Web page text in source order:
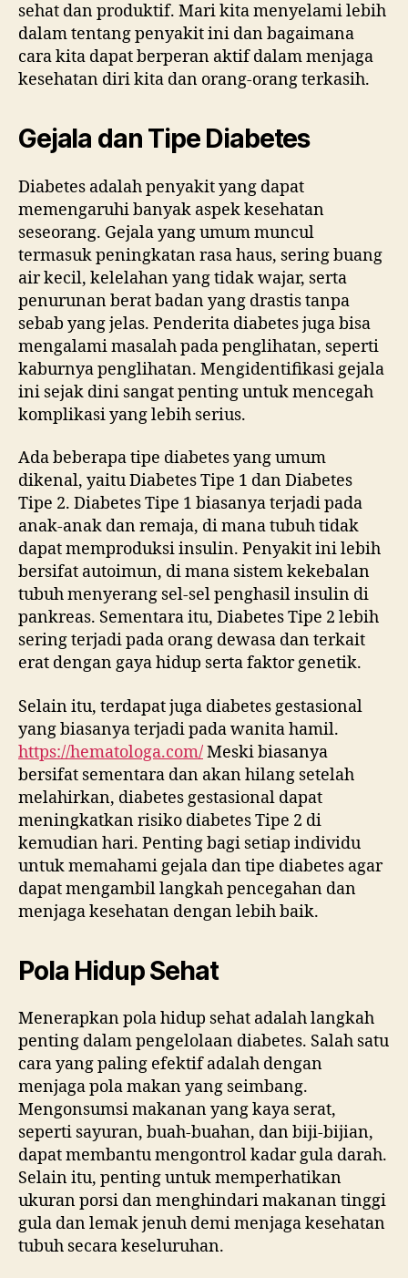
sehat dan produktif. Mari kita menyelami lebih
dalam tentang penyakit ini dan bagaimana
cara kita dapat berperan aktif dalam menjaga
kesehatan diri kita dan orang-orang terkasih.
Gejala dan Tipe Diabetes
Diabetes adalah penyakit yang dapat
memengaruhi banyak aspek kesehatan
seseorang. Gejala yang umum muncul
termasuk peningkatan rasa haus, sering buang
air kecil, kelelahan yang tidak wajar, serta
penurunan berat badan yang drastis tanpa
sebab yang jelas. Penderita diabetes juga bisa
mengalami masalah pada penglihatan, seperti
kaburnya penglihatan. Mengidentifikasi gejala
ini sejak dini sangat penting untuk mencegah
komplikasi yang lebih serius.
Ada beberapa tipe diabetes yang umum
dikenal, yaitu Diabetes Tipe 1 dan Diabetes
Tipe 2. Diabetes Tipe 1 biasanya terjadi pada
anak-anak dan remaja, di mana tubuh tidak
dapat memproduksi insulin. Penyakit ini lebih
bersifat autoimun, di mana sistem kekebalan
tubuh menyerang sel-sel penghasil insulin di
pankreas. Sementara itu, Diabetes Tipe 2 lebih
sering terjadi pada orang dewasa dan terkait
erat dengan gaya hidup serta faktor genetik.
Selain itu, terdapat juga diabetes gestasional
yang biasanya terjadi pada wanita hamil.
https://hematologa.com/Meski biasanya
bersifat sementara dan akan hilang setelah
melahirkan, diabetes gestasional dapat
meningkatkan risiko diabetes Tipe 2 di
kemudian hari. Penting bagi setiap individu
untuk memahami gejala dan tipe diabetes agar
dapat mengambil langkah pencegahan dan
menjaga kesehatan dengan lebih baik.
Pola Hidup Sehat
Menerapkan pola hidup sehat adalah langkah
penting dalam pengelolaan diabetes. Salah satu
cara yang paling efektif adalah dengan
menjaga pola makan yang seimbang.
Mengonsumsi makanan yang kaya serat,
seperti sayuran, buah-buahan, dan biji-bijian,
dapat membantu mengontrol kadar gula darah.
Selain itu, penting untuk memperhatikan
ukuran porsi dan menghindari makanan tinggi
gula dan lemak jenuh demi menjaga kesehatan
tubuh secara keseluruhan.